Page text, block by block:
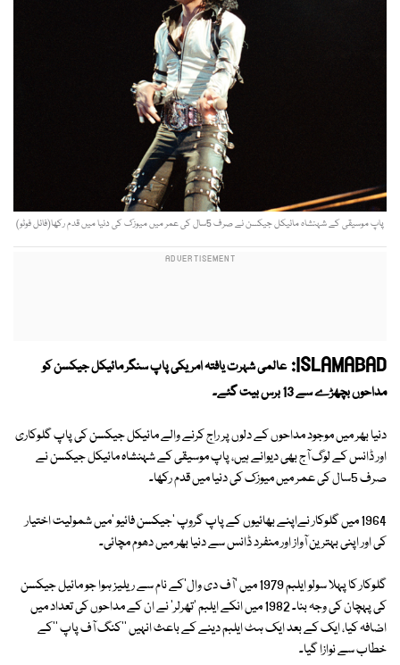
پاپ موسیقی کے شہنشاہ مائیکل جیکسن نے صرف 5سال کی عمر میں میوزک کی دنیا میں قدم رکھا(فائل فوٹو)
ISLAMABAD: عالمی شہرت یافتہ امریکی پاپ سنگر مائیکل جیکسن کو
مداحوں بچھڑے سے 13 برس بیت گئے۔
دنیا بھر میں موجود مداحوں کے دلوں پر راج کرنے والے مائیکل جیکسن کی پاپ گلوکاری
اور ڈانس کے لوگ آج بھی دیوانے ہیں، پاپ موسیقی کے شہنشاہ مائیکل جیکسن نے
صرف 5سال کی عمر میں میوزک کی دنیا میں قدم رکھا۔
1964 میں گلوکار نےاپنے بھائیوں کے پاپ گروپ 'جیکسن فائیو 'میں شمولیت اختیار
کی اور اپنی بہترین آواز اور منفرد ڈانس سے دنیا بھر میں دھوم مچائی۔
گلوکار کا پہلا سولو ایلبم 1979 میں 'آف دی وال'کے نام سے ریلیز ہوا جو مائیل جیکسن
کی پہچان کی وجہ بنا۔ 1982 میں انکے ایلبم 'تھرلر' نے ان کے مداحوں کی تعداد میں
اضافہ کیا، ایک کے بعد ایک ہٹ ایلبم دینے کے باعث انہیں ''کنگ آف پاپ ''کے
خطاب سے نوازا گیا۔